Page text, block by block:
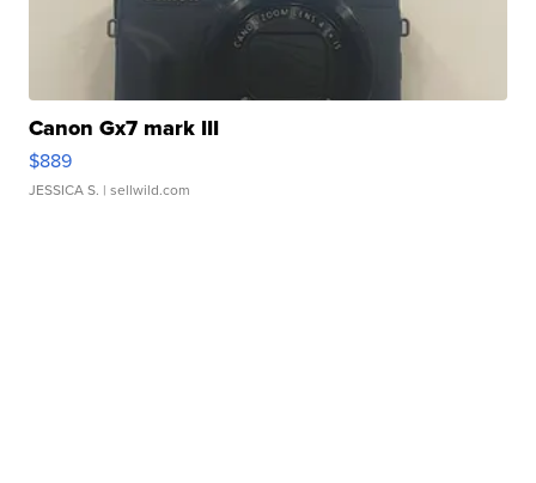
Canon Gx7 mark III
$889
JESSICA S. | sellwild.com